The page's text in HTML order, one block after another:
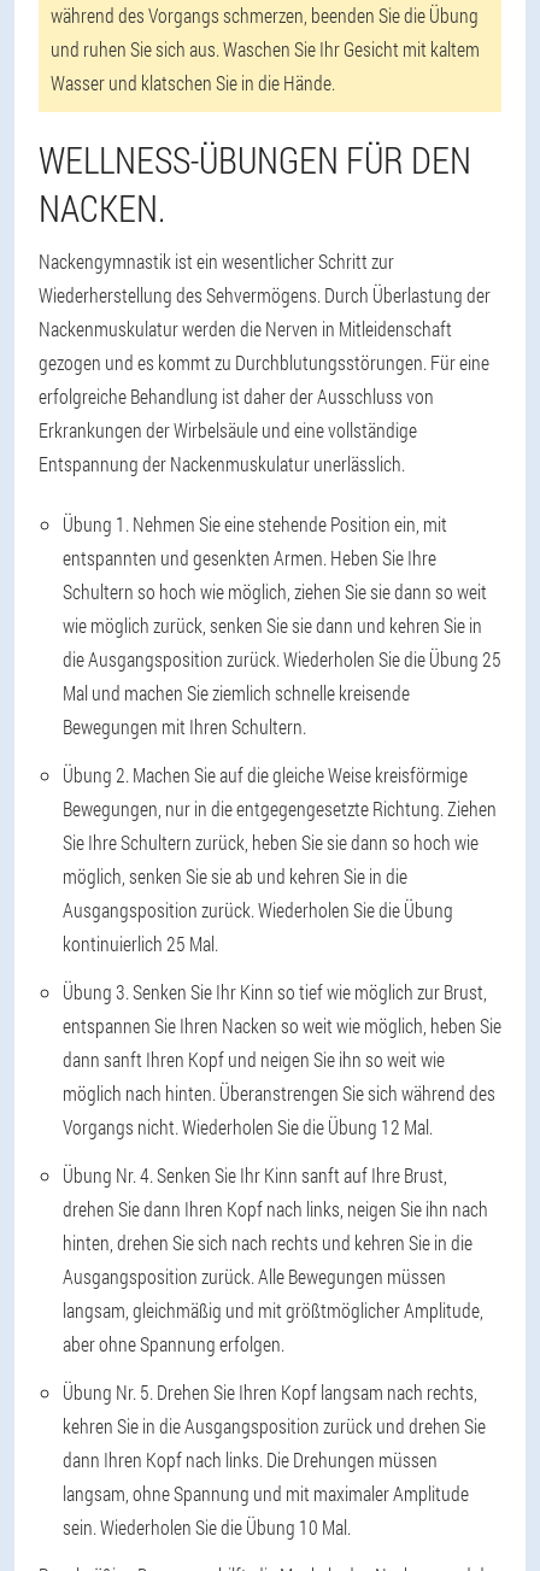
während des Vorgangs schmerzen, beenden Sie die Übung
und ruhen Sie sich aus. Waschen Sie Ihr Gesicht mit kaltem
Wasser und klatschen Sie in die Hände.
WELLNESS-ÜBUNGEN FÜR DEN
NACKEN.
Nackengymnastik ist ein wesentlicher Schritt zur
Wiederherstellung des Sehvermögens. Durch Überlastung der
Nackenmuskulatur werden die Nerven in Mitleidenschaft
gezogen und es kommt zu Durchblutungsstörungen. Für eine
erfolgreiche Behandlung ist daher der Ausschluss von
Erkrankungen der Wirbelsäule und eine vollständige
Entspannung der Nackenmuskulatur unerlässlich.
Übung 1. Nehmen Sie eine stehende Position ein, mit
entspannten und gesenkten Armen. Heben Sie Ihre
Schultern so hoch wie möglich, ziehen Sie sie dann so weit
wie möglich zurück, senken Sie sie dann und kehren Sie in
die Ausgangsposition zurück. Wiederholen Sie die Übung 25
Mal und machen Sie ziemlich schnelle kreisende
Bewegungen mit Ihren Schultern.
Übung 2. Machen Sie auf die gleiche Weise kreisförmige
Bewegungen, nur in die entgegengesetzte Richtung. Ziehen
Sie Ihre Schultern zurück, heben Sie sie dann so hoch wie
möglich, senken Sie sie ab und kehren Sie in die
Ausgangsposition zurück. Wiederholen Sie die Übung
kontinuierlich 25 Mal.
Übung 3. Senken Sie Ihr Kinn so tief wie möglich zur Brust,
entspannen Sie Ihren Nacken so weit wie möglich, heben Sie
dann sanft Ihren Kopf und neigen Sie ihn so weit wie
möglich nach hinten. Überanstrengen Sie sich während des
Vorgangs nicht. Wiederholen Sie die Übung 12 Mal.
Übung Nr. 4. Senken Sie Ihr Kinn sanft auf Ihre Brust,
drehen Sie dann Ihren Kopf nach links, neigen Sie ihn nach
hinten, drehen Sie sich nach rechts und kehren Sie in die
Ausgangsposition zurück. Alle Bewegungen müssen
langsam, gleichmäßig und mit größtmöglicher Amplitude,
aber ohne Spannung erfolgen.
Übung Nr. 5. Drehen Sie Ihren Kopf langsam nach rechts,
kehren Sie in die Ausgangsposition zurück und drehen Sie
dann Ihren Kopf nach links. Die Drehungen müssen
langsam, ohne Spannung und mit maximaler Amplitude
sein. Wiederholen Sie die Übung 10 Mal.